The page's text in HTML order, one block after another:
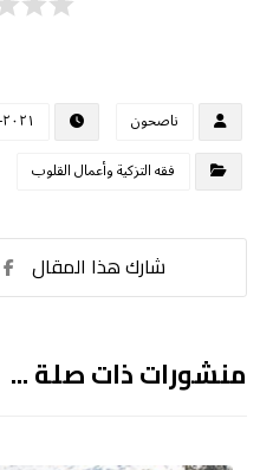
ناصحون
٢٠٢١-٠٨-٢٣
فقه التزكية وأعمال القلوب
منشورات ذات صلة ...